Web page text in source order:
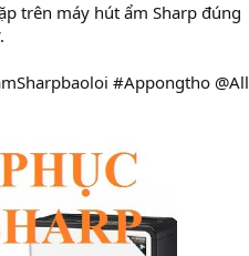
trên máy hút ẩm Sharp đúng
#Appongtho @All